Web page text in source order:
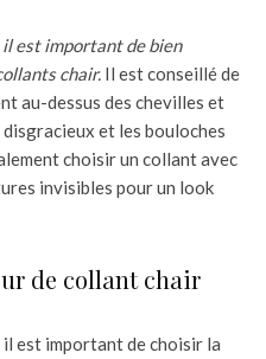
, il est important de bien
chair. Il est conseillé de
au-dessus des chevilles et
et les bouloches
choisir un collant avec
invisibles pour un look
de collant chair
est important de choisir la